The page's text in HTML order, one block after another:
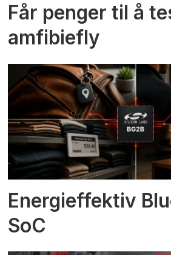
Får penger til å
amfibiefly
Energieffektiv
SoC